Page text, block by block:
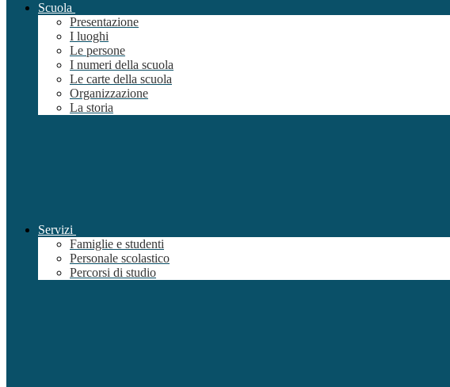
Scuola
Presentazione
I luoghi
Le persone
I numeri della scuola
Le carte della scuola
Organizzazione
La storia
Servizi
Famiglie e studenti
Personale scolastico
Percorsi di studio